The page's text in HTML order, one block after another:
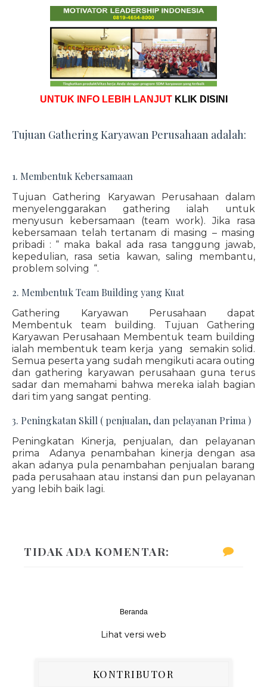
UNTUK INFO LEBIH LANJUT KLIK DISINI
Tujuan Gathering Karyawan Perusahaan adalah:
1. Membentuk Kebersamaan
Tujuan Gathering Karyawan Perusahaan dalam
menyelenggarakan gathering ialah untuk
menyusun kebersamaan (team work). Jika rasa
kebersamaan telah tertanam di masing – masing
pribadi : “ maka bakal ada rasa tanggung jawab,
kepedulian, rasa setia kawan, saling membantu,
problem solving “.
2. Membentuk Team Building yang Kuat
Gathering Karyawan Perusahaan dapat
Membentuk team building. Tujuan Gathering
Karyawan Perusahaan Membentuk team building
ialah membentuk team kerja yang semakin solid.
Semua peserta yang sudah mengikuti acara outing
dan gathering karyawan perusahaan guna terus
sadar dan memahami bahwa mereka ialah bagian
dari tim yang sangat penting.
3. Peningkatan Skill ( penjualan, dan pelayanan Prima )
Peningkatan Kinerja, penjualan, dan pelayanan
prima Adanya penambahan kinerja dengan asa
akan adanya pula penambahan penjualan barang
pada perusahaan atau instansi dan pun pelayanan
yang lebih baik lagi.
TIDAK ADA KOMENTAR:
Beranda
Lihat versi web
KONTRIBUTOR